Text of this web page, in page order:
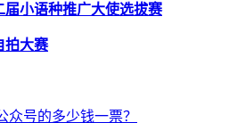
届小语种推广大使选拔赛
拍大赛
众号的多少钱一票？